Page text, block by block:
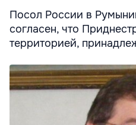
Посол России в
согласен, что
территорией,